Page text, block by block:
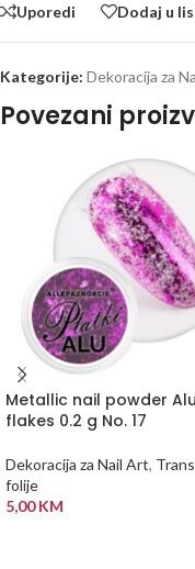
Uporedi Dodaj u
Kategorije: Dekoracija za
Povezani
Metallic nail powder Alu
flakes 0.2 g No. 17
Dekoracija za Nail Art,
folije
5,00KM